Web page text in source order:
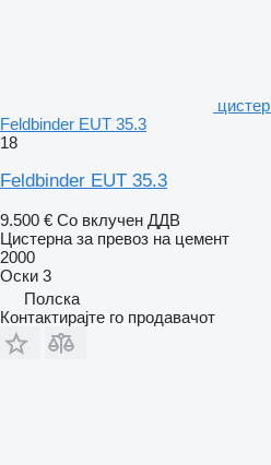
Feldbinder EUT 35.3
18
Feldbinder EUT 35.3
9.500 € Со вклучен ДДВ
Цистерна за превоз на цемент
2000
Оски 3
Полска
Контактирајте го продавачот